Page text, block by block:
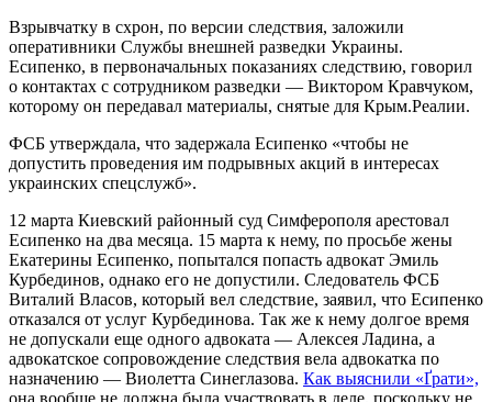
Взрывчатку в схрон, по версии следствия, заложили
оперативники Службы внешней разведки Украины.
Есипенко, в первоначальных показаниях следствию, говорил
о контактах с сотрудником разведки — Виктором Кравчуком,
которому он передавал материалы, снятые для Крым.Реалии.
ФСБ утверждала, что задержала Есипенко «чтобы не
допустить проведения им подрывных акций в интересах
украинских спецслужб».
12 марта Киевский районный суд Симферополя арестовал
Есипенко на два месяца. 15 марта к нему, по просьбе жены
Екатерины Есипенко, попытался попасть адвокат Эмиль
Курбединов, однако его не допустили. Следователь ФСБ
Виталий Власов, который вел следствие, заявил, что Есипенко
отказался от услуг Курбединова. Так же к нему долгое время
не допускали еще одного адвоката — Алексея Ладина, а
адвокатское сопровождение следствия вела адвокатка по
назначению — Виолетта Синеглазова. Как выяснили «Ґрати»,
она вообще не должна была участвовать в деле, поскольку не